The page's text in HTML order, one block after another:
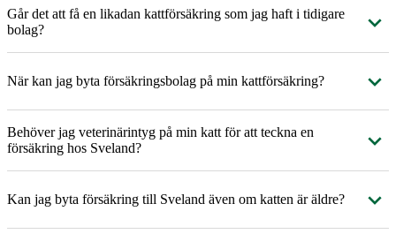
Går det att få en likadan kattförsäkring som jag haft i tidigare
bolag?
När kan jag byta försäkringsbolag på min kattförsäkring?
Behöver jag veterinärintyg på min katt för att teckna en
försäkring hos Sveland?
Kan jag byta försäkring till Sveland även om katten är äldre?